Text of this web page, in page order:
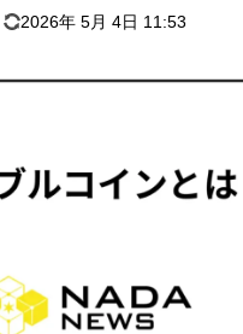
2026年 5月 4日 11:53